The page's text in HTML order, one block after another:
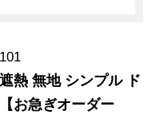
熱 無地 シンプル ド
お急ぎオーダー